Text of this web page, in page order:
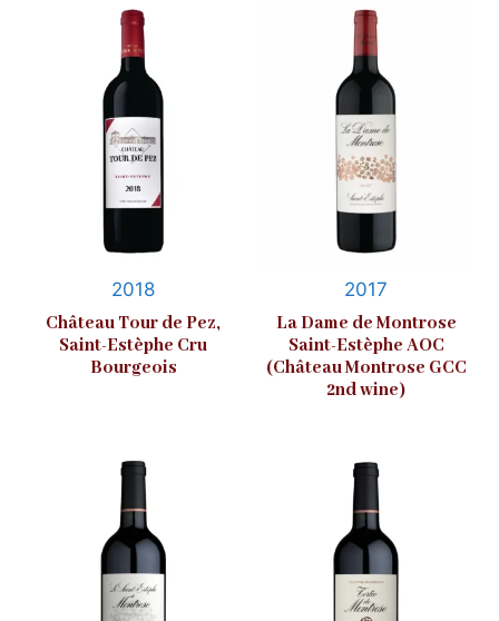
2018
Château Tour de Pez,
Saint-Estèphe Cru
Bourgeois
2017
La Dame de Montrose
Saint-Estèphe AOC
(Château Montrose GCC
2nd wine)